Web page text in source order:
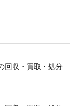
回収・買取・処分